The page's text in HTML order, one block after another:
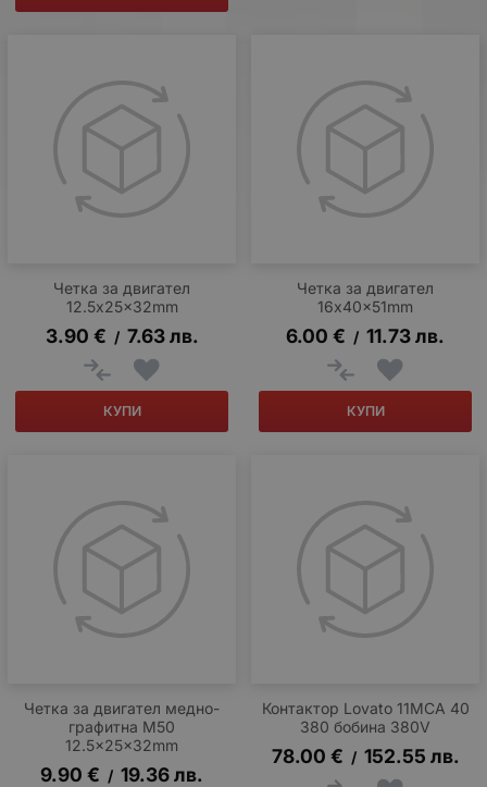
Четка за двигател
12.5x25x32mm
3.90 € / 7.63 лв.
КУПИ
Четка за двигател
16x40x51mm
6.00 € / 11.73лв.
КУПИ
Четка за двигател медно-
графитна M50
12.5x25x32mm
9.90 € / 19.36лв.
Контактор Lovato 11MCA 40
380 бобина 380V
78.00 € / 152.55 лв.